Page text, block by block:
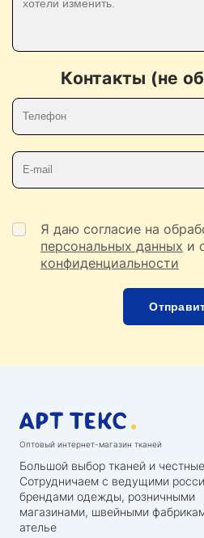
Контакты (не
Я даю согласие на
персональных данных и
конфиденциальности
Оптовый интернет-магазин тканей
Большой выбор тканей и
Сотрудничаем с ведущими
брендами одежды, розничными
магазинами, швейными
ателье